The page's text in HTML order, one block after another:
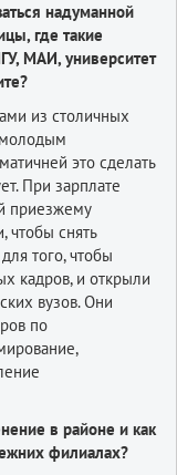
надуманной
где такие
МАИ, университет
из столичных
молодым
это сделать
При зарплате
приезжему
чтобы снять
того, чтобы
кадров, и открыли
вузов. Они
по
в районе и как
филиалах?